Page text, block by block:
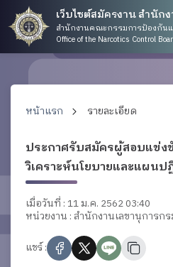
เว็บไซต์สมัครงาน สำนัก
สำนักงานคณะกรรมการป้องกัน
Office of the Narcotics Control
หน้าแรก รายละเอียด
ประกาศรับสมัครผู้สอบแข่
วิเคราะห์นโยบายและแผน
เมื่อวันที่ : 11 ม.ค. 2562 03:40
หน่วยงาน : สำนักงานเลขานุการก
แชร์ :